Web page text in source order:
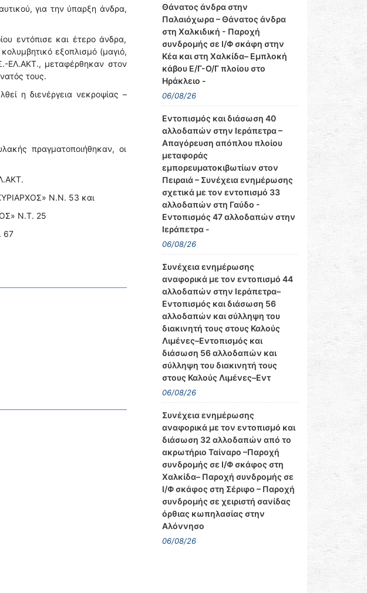
για την ύπαρξη άνδρα,
εντόπισε και έτερο άνδρα,
εξοπλισμό (μαγιό,
ΕΛ.ΑΚΤ., μεταφέρθηκαν στον
τους.
η διενέργεια νεκροψίας –
πραγματοποιήθηκαν, οι
Ν.Ν. 53 και
Ν.Τ. 25
67
Θάνατος άνδρα στην
Παλαιόχωρα – Θάνατος άνδρα
στη Χαλκιδική - Παροχή
συνδρομής σε Ι/Φ σκάφη στην
Κέα και στη Χαλκίδα– Εμπλοκή
κάβου Ε/Γ-Ο/Γ πλοίου στο
Ηράκλειο -
06/08/26
Εντοπισμός και διάσωση 40
αλλοδαπών στην Ιεράπετρα –
Απαγόρευση απόπλου πλοίου
μεταφοράς
εμπορευματοκιβωτίων στον
Πειραιά – Συνέχεια ενημέρωσης
σχετικά με τον εντοπισμό 33
αλλοδαπών στη Γαύδο -
Εντοπισμός 47 αλλοδαπών στην
Ιεράπετρα -
06/08/26
Συνέχεια ενημέρωσης
αναφορικά με τον εντοπισμό 44
αλλοδαπών στην Ιεράπετρα–
Εντοπισμός και διάσωση 56
αλλοδαπών και σύλληψη του
διακινητή τους στους Καλούς
Λιμένες–Εντοπισμός και
διάσωση 56 αλλοδαπών και
σύλληψη του διακινητή τους
στους Καλούς Λιμένες–Εντ
06/08/26
Συνέχεια ενημέρωσης
αναφορικά με τον εντοπισμό και
διάσωση 32 αλλοδαπών από το
ακρωτήριο Ταίναρο –Παροχή
συνδρομής σε Ι/Φ σκάφος στη
Χαλκίδα– Παροχή συνδρομής σε
Ι/Φ σκάφος στη Σέριφο – Παροχή
συνδρομής σε χειριστή σανίδας
όρθιας κωπηλασίας στην
Αλόννησο
06/08/26